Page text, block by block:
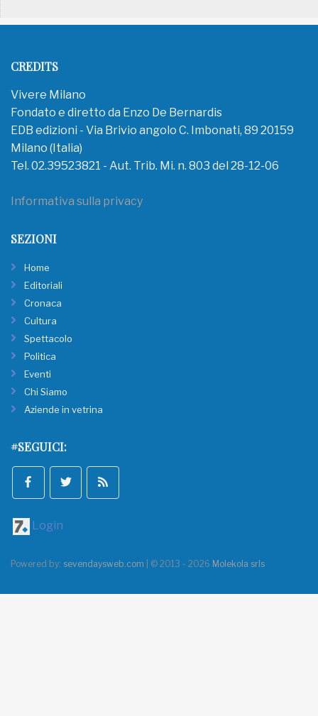
CREDITS
Vivere Milano
Fondato e diretto da Enzo De Bernardis
EDB edizioni - Via Brivio angolo C. Imbonati, 89 20159
Milano (Italia)
Tel. 02.39523821 - Aut. Trib. Mi. n. 803 del 28-12-06
Informativa sulla privacy
SEZIONI
Home
Editoriali
Cronaca
Cultura
Spettacolo
Politica
Eventi
Chi Siamo
Aziende in vetrina
#SEGUICI:
Login
Powered by: sevendaysweb.com | © 2013 - 2026 Molekola srls